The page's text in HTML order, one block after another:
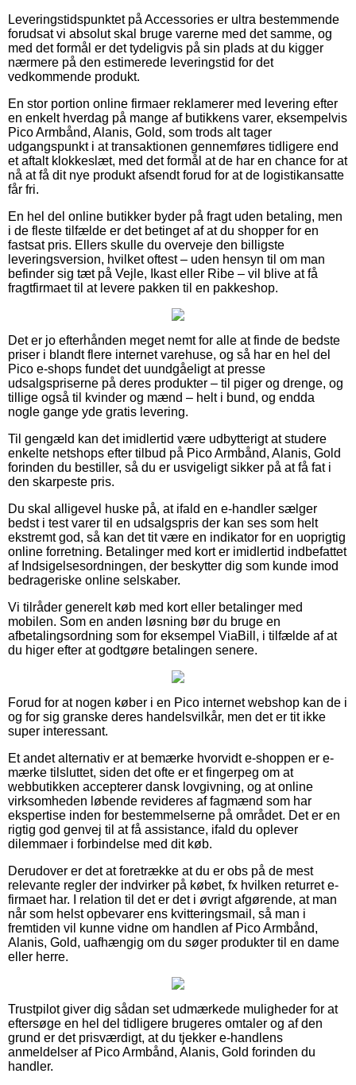
Leveringstidspunktet på Accessories er ultra bestemmende
forudsat vi absolut skal bruge varerne med det samme, og
med det formål er det tydeligvis på sin plads at du kigger
nærmere på den estimerede leveringstid for det
vedkommende produkt.
En stor portion online firmaer reklamerer med levering efter
en enkelt hverdag på mange af butikkens varer, eksempelvis
Pico Armbånd, Alanis, Gold, som trods alt tager
udgangspunkt i at transaktionen gennemføres tidligere end
et aftalt klokkeslæt, med det formål at de har en chance for at
nå at få dit nye produkt afsendt forud for at de logistikansatte
får fri.
En hel del online butikker byder på fragt uden betaling, men
i de fleste tilfælde er det betinget af at du shopper for en
fastsat pris. Ellers skulle du overveje den billigste
leveringsversion, hvilket oftest – uden hensyn til om man
befinder sig tæt på Vejle, Ikast eller Ribe – vil blive at få
fragtfirmaet til at levere pakken til en pakkeshop.
Det er jo efterhånden meget nemt for alle at finde de bedste
priser i blandt flere internet varehuse, og så har en hel del
Pico e-shops fundet det uundgåeligt at presse
udsalgspriserne på deres produkter – til piger og drenge, og
tillige også til kvinder og mænd – helt i bund, og endda
nogle gange yde gratis levering.
Til gengæld kan det imidlertid være udbytterigt at studere
enkelte netshops efter tilbud på Pico Armbånd, Alanis, Gold
forinden du bestiller, så du er usvigeligt sikker på at få fat i
den skarpeste pris.
Du skal alligevel huske på, at ifald en e-handler sælger
bedst i test varer til en udsalgspris der kan ses som helt
ekstremt god, så kan det tit være en indikator for en uoprigtig
online forretning. Betalinger med kort er imidlertid indbefattet
af Indsigelsesordningen, der beskytter dig som kunde imod
bedrageriske online selskaber.
Vi tilråder generelt køb med kort eller betalinger med
mobilen. Som en anden løsning bør du bruge en
afbetalingsordning som for eksempel ViaBill, i tilfælde af at
du higer efter at godtgøre betalingen senere.
Forud for at nogen køber i en Pico internet webshop kan de i
og for sig granske deres handelsvilkår, men det er tit ikke
super interessant.
Et andet alternativ er at bemærke hvorvidt e-shoppen er e-
mærke tilsluttet, siden det ofte er et fingerpeg om at
webbutikken accepterer dansk lovgivning, og at online
virksomheden løbende revideres af fagmænd som har
ekspertise inden for bestemmelserne på området. Det er en
rigtig god genvej til at få assistance, ifald du oplever
dilemmaer i forbindelse med dit køb.
Derudover er det at foretrække at du er obs på de mest
relevante regler der indvirker på købet, fx hvilken returret e-
firmaet har. I relation til det er det i øvrigt afgørende, at man
når som helst opbevarer ens kvitteringsmail, så man i
fremtiden vil kunne vidne om handlen af Pico Armbånd,
Alanis, Gold, uafhængig om du søger produkter til en dame
eller herre.
Trustpilot giver dig sådan set udmærkede muligheder for at
eftersøge en hel del tidligere brugeres omtaler og af den
grund er det prisværdigt, at du tjekker e-handlens
anmeldelser af Pico Armbånd, Alanis, Gold forinden du
handler.